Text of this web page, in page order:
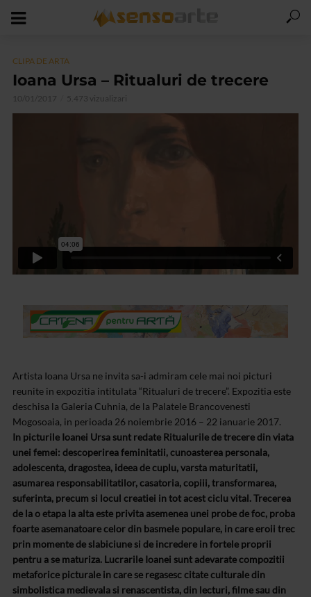
CLIPA DE ARTA
Ioana Ursa – Ritualuri de trecere
10/01/2017 5.473 vizualizari
Artista Ioana Ursa ne invita sa-i admiram cele mai noi picturi
reunite in expozitia intitulata “Ritualuri de trecere”. Expozitia este
deschisa la Galeria Cuhnia, de la Palatele Brancovenesti
Mogosoaia, in perioada 26 noiembrie 2016 – 22 ianuarie 2017.
In picturile Ioanei Ursa sunt redate Ritualurile de trecere din viata
unei femei: descoperirea feminitatii, cunoasterea personala,
adolescenta, dragostea, ideea de cuplu, varsta maturitatii,
asumarea responsabilitatilor, casatoria, copiii, transformarea,
suferinta, precum si locul creatiei in tot acest ciclu vital. Trecerea
de la o etapa la alta este privita asemenea unei probe de foc, proba
foarte asemanatoare celor din basmele populare, in care eroii trec
prin momente de slabiciune si de incredere in fortele proprii
pentru a se maturiza. Lucrarile Ioanei sunt adevarate compozitii
metaforice picturale in care se regasesc citate culturale din
simbolistica medievala si renascentista, din lecturi, filme sau din